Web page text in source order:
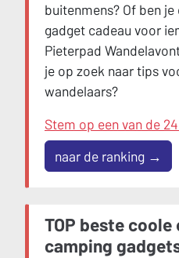
buitenmens? Of ben
gadget cadeau voor
Pieterpad
je op zoek naar tips
wandelaars?
Stem op een van de
naar de ranking →
TOP beste coole
camping